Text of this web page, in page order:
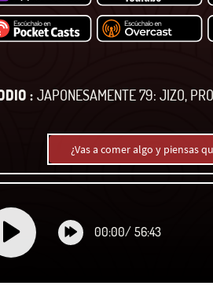
: JAPONESAMENTE 79: JIZO,
¿Vas a comer algo y piensas
00:00/ 56:43